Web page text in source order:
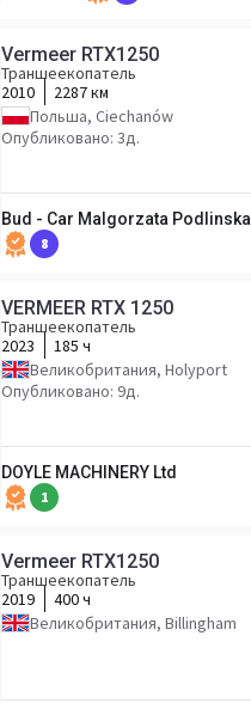
Vermeer RTX1250
Траншеекопатель
2010
2287 км
Польша, Ciechanów
Опубликовано: 3д.
Bud - Car Malgorzata Podlinska
8
VERMEER RTX 1250
Траншеекопатель
2023
185 ч
Великобритания, Holyport
Опубликовано: 9д.
DOYLE MACHINERY Ltd
1
Vermeer RTX1250
Траншеекопатель
2019
400 ч
Великобритания, Billingham